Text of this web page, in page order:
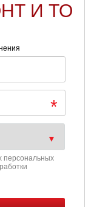
И ТО
персональных